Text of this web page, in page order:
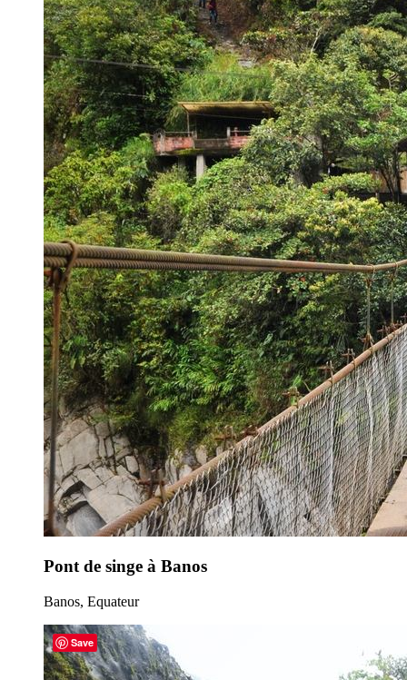
Pont de singe à Banos
Banos, Equateur
Save